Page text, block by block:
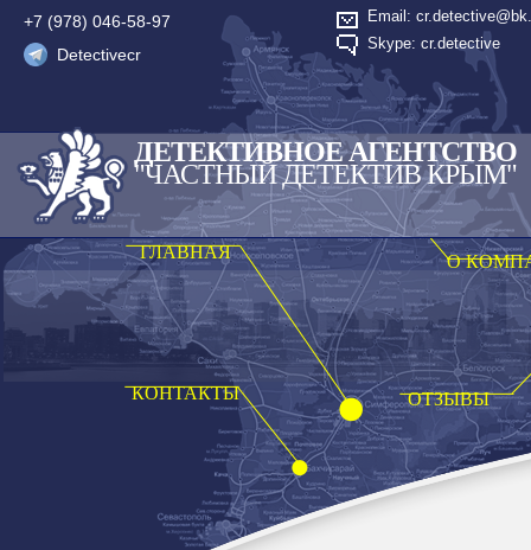
+7 (978) 046-58-97
Detectivecr
Email:
Skype: cr.detective
ДЕТЕКТИВНОЕ АГЕНТСТВО
"ЧАСТНЫЙ ДЕТЕКТИВ КРЫМ"
ГЛАВНАЯ О
КОНТАКТЫ ОТЗЫВЫ